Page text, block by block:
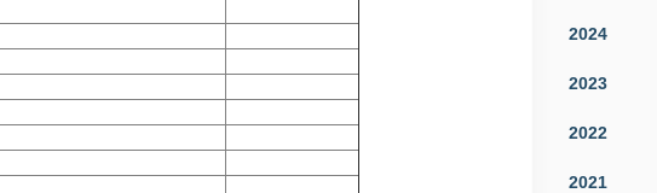
2024
2023
2022
2021